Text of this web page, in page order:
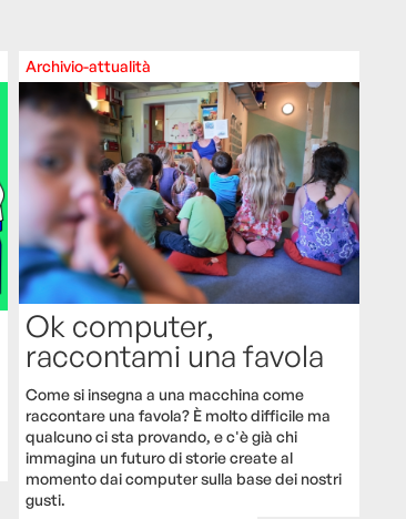
Archivio-attualità
Ok computer,
raccontami una favola
Come si insegna a una macchina come
raccontare una favola? È molto difficile ma
qualcuno ci sta provando, e c'è già chi
immagina un futuro di storie create al
momento dai computer sulla base dei nostri
gusti.